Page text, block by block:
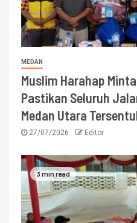
MEDAN
Muslim Harahap
Pastikan Seluruh
Medan Utara
27/07/2026 Editor
3 min read